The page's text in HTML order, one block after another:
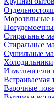
Морозильные
Стиральные
Стиральные
Сушильные
Холодильники
Измельчители
Встраиваемая
Варочные